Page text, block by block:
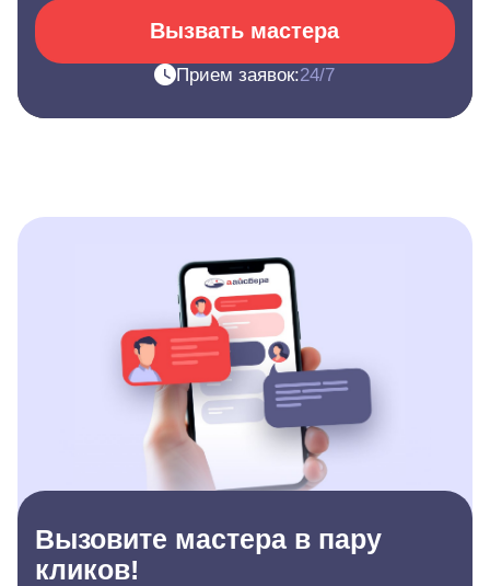
Вызвать мастера
Прием заявок:24/7
Вызовите мастера в пару
кликов!